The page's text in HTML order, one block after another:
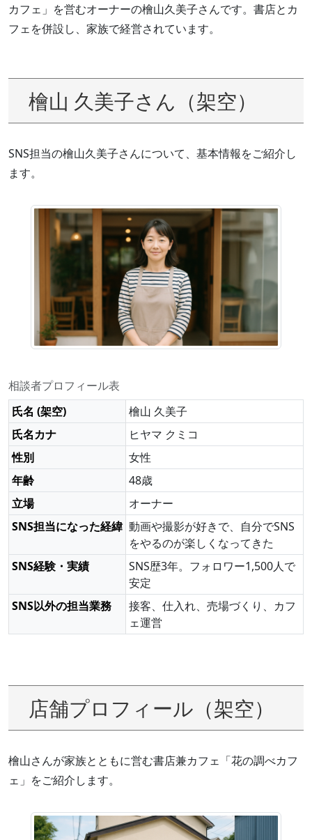
カフェ」を営むオーナーの檜山久美子さんです。書店とカ
フェを併設し、家族で経営されています。
檜山 久美子さん（架空）
SNS担当の檜山久美子さんについて、基本情報をご紹介し
ます。
相談者プロフィール表
氏名 (架空)
檜山 久美子
氏名カナ
ヒヤマ クミコ
性別
女性
年齢
48歳
立場
オーナー
SNS担当になった経緯 動画や撮影が好きで、自分でSNS
をやるのが楽しくなってきた
SNS経験・実績
SNS歴3年。フォロワー1,500人で
安定
SNS以外の担当業務
接客、仕入れ、売場づくり、カフ
ェ運営
店舗プロフィール（架空）
檜山さんが家族とともに営む書店兼カフェ「花の調べカフ
ェ」をご紹介します。